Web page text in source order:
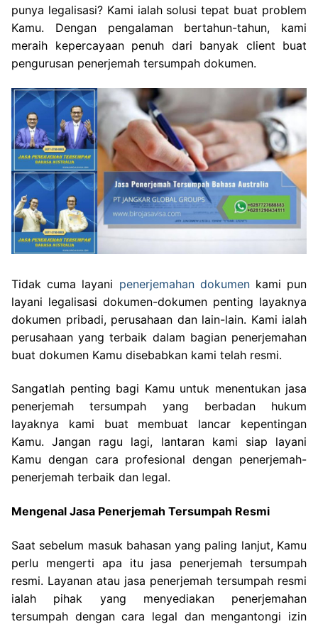
punya legalisasi? Kami ialah solusi tepat buat problem
Kamu. Dengan pengalaman bertahun-tahun, kami
meraih kepercayaan penuh dari banyak client buat
pengurusan penerjemah tersumpah dokumen.
Tidak cuma layani penerjemahan dokumenkami pun
layani legalisasi dokumen-dokumen penting layaknya
dokumen pribadi, perusahaan dan lain-lain. Kami ialah
perusahaan yang terbaik dalam bagian penerjemahan
buat dokumen Kamu disebabkan kami telah resmi.
Sangatlah penting bagi Kamu untuk menentukan jasa
penerjemah tersumpah yang berbadan hukum
layaknya kami buat membuat lancar kepentingan
Kamu. Jangan ragu lagi, lantaran kami siap layani
Kamu dengan cara profesional dengan penerjemah-
penerjemah terbaik dan legal.
Mengenal Jasa Penerjemah Tersumpah Resmi
Saat sebelum masuk bahasan yang paling lanjut, Kamu
perlu mengerti apa itu jasa penerjemah tersumpah
resmi. Layanan atau jasa penerjemah tersumpah resmi
ialah pihak yang menyediakan penerjemahan
tersumpah dengan cara legal dan mengantongi izin